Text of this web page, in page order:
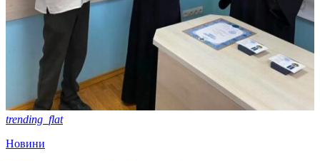
trending_flat
Новини